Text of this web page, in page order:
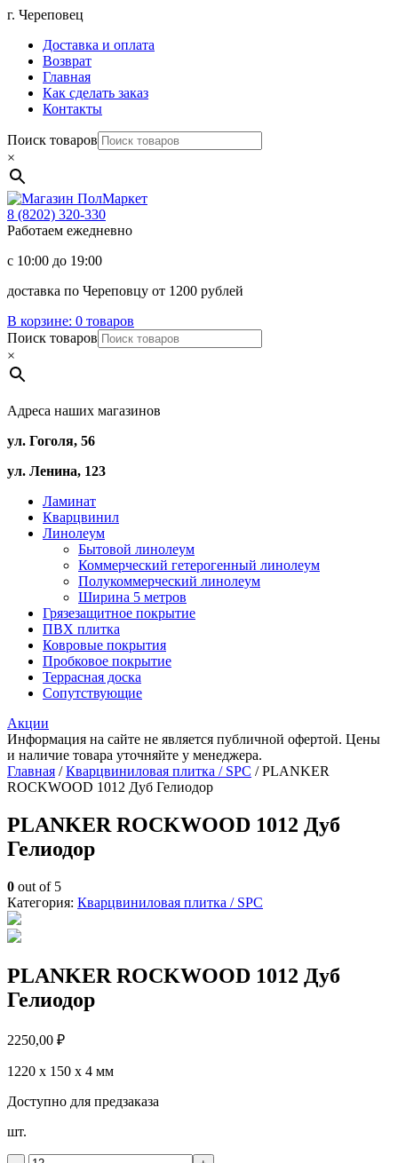
Перейти
содержимому
г. Череповец
Доставка и оплата
Возврат
Главная
Как сделать заказ
Контакты
Поиск товаров
×
Магазин
8 (8202) 320-330
Работаем ежедневно
с 10:00 до 19:00
доставка по Череповцу от 1200 рублей
В корзине: 0 товаров
Поиск товаров
×
Адреса наших магазинов
ул. Гоголя, 56
ул. Ленина, 123
Ламинат
Кварцвинил
Линолеум
Бытовой линолеум
Коммерческий гетерогенный линолеум
Полукоммерческий линолеум
Ширина 5 метров
Грязезащитное покрытие
ПВХ плитка
Ковровые покрытия
Пробковое покрытие
Террасная доска
Сопутствующие
Акции
Информация на сайте не является публичной офертой. Цены
и наличие товара уточняйте у менеджера.
Главная /Кварцвиниловая плитка / SPС / PLANKER
ROCKWOOD 1012 Дуб Гелиодор
PLANKER ROCKWOOD 1012 Дуб
Гелиодор
0 out of 5
Категория: Кварцвиниловая плитка / SPС
PLANKER ROCKWOOD 1012 Дуб
Гелиодор
2250,00 ₽
1220 х 150 х 4 мм
Доступно для предзаказа
Количество
шт.